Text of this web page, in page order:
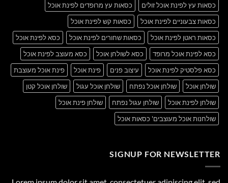
כסאות עץ לפינת אוכל זולים
כסאות עץ מרופדים לפינת אוכל
כסאות צבעוניים לפינת אוכל
כסאות קש לפינת אוכל
כסאות ראטן לפינת אוכל
כסאות שחורים לפינת אוכל
כסא לפינת אוכל
כסא לפינת אוכל מרופד
כסא לשולחן אוכל
כסא מעוצב לפינת אוכל
כסא פלסטיק לפינת אוכל
עיצוב פנים פינת אוכל
פינת אוכל מעוצבת
שולחן אוכל
שולחן אוכל נפתח שולחן אוכל עגול
שולחן אוכל קטן
שולחן לפינת אוכל
שולחן עגול נפתח
שולחן פינת אוכל
שולחנות אוכל מעוצבים' כסאות אוכל
SIGNUP FOR NEWSLETTER